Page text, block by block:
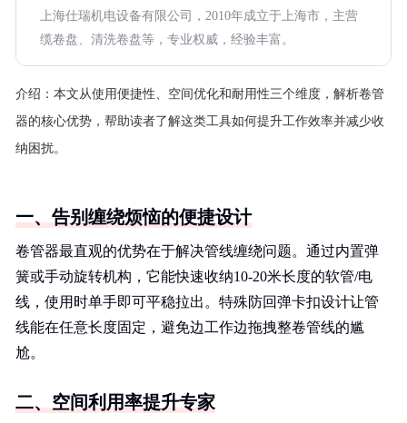
上海仕瑞机电设备有限公司，2010年成立于上海市，主营
缆卷盘、清洗卷盘等，专业权威，经验丰富。
介绍： 本文从使用便捷性、空间优化和耐用性三个维度，解析卷管
器的核心优势，帮助读者了解这类工具如何提升工作效率并减少收
纳困扰。
一、告别缠绕烦恼的便捷设计
卷管器最直观的优势在于解决管线缠绕问题。通过内置弹
簧或手动旋转机构，它能快速收纳10-20米长度的软管/电
线，使用时单手即可平稳拉出。特殊防回弹卡扣设计让管
线能在任意长度固定，避免边工作边拖拽整卷管线的尴
尬。
二、空间利用率提升专家